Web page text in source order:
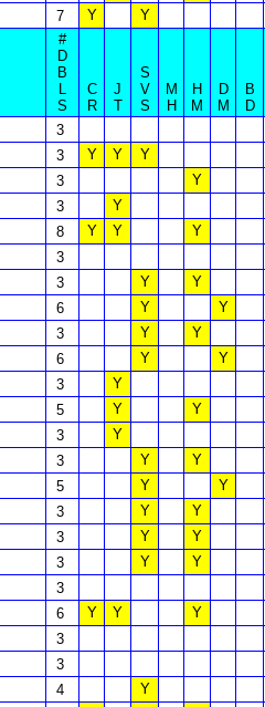
7 Y Y
#
D
B
L
S
C
R
J
T
S
V
S
M
H
H
M
D
M
B
D
3
3 Y Y
Y
3
Y
3
Y
8 Y Y
Y
3
3 Y
Y
6 Y
Y
3 Y
Y
6 Y
Y
3
Y
5 Y
Y
3
Y
3 Y
Y
5 Y
Y
3 Y
Y
3 Y
Y
3 Y
Y
3
6 Y Y
Y
3
3
4
Y